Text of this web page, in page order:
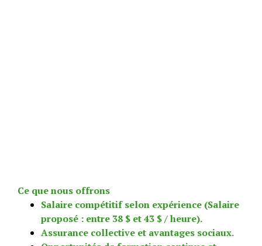
Ce que nous offrons
Salaire compétitif selon expérience (Salaire
proposé : entre 38 $ et 43 $ / heure).
Assurance collective et avantages sociaux.